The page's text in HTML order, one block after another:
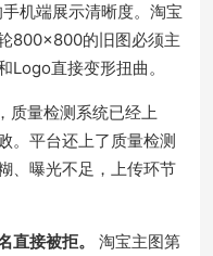
机端展示清晰度。淘宝
800×800的旧图必须主
Logo直接变形扭曲。
质量检测系统已经上
。平台还上了质量检测
、曝光不足，上传环节
直接被拒。
淘宝主图第